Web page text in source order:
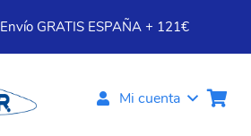
Envío GRATIS ESPAÑA + 121€
Mi cuenta